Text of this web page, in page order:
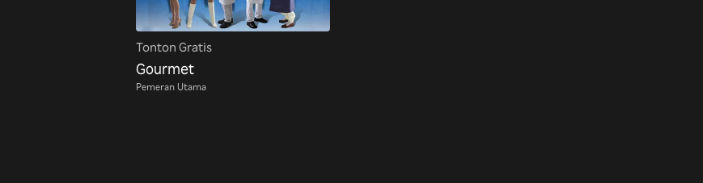
Tonton Gratis
Gourmet
Pemeran Utama